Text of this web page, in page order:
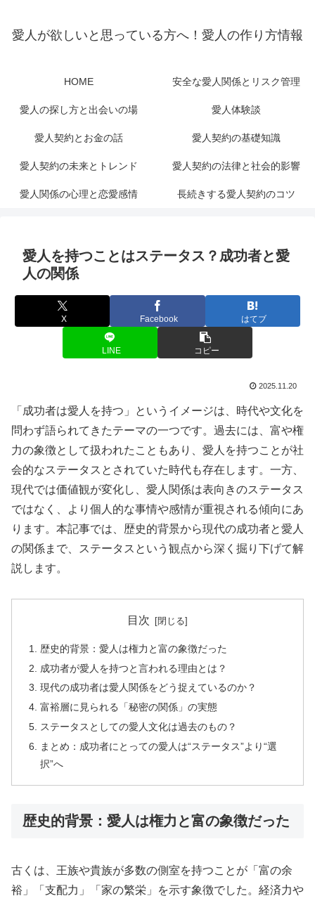
愛人が欲しいと思っている方へ！愛人の作り方情報
HOME 安全な愛人関係とリスク管理
愛人の探し方と出会いの場 愛人体験談
愛人契約とお金の話 愛人契約の基礎知識
愛人契約の未来とトレンド 愛人契約の法律と社会的影響
愛人関係の心理と恋愛感情 長続きする愛人契約のコツ
愛人を持つことはステータス？成功者と愛
人の関係
X Facebook はてブ
LINE コピー
2025.11.20
「成功者は愛人を持つ」というイメージは、時代や文化を
問わず語られてきたテーマの一つです。過去には、富や権
力の象徴として扱われたこともあり、愛人を持つことが社
会的なステータスとされていた時代も存在します。一方、
現代では価値観が変化し、愛人関係は表向きのステータス
ではなく、より個人的な事情や感情が重視される傾向にあ
ります。本記事では、歴史的背景から現代の成功者と愛人
の関係まで、ステータスという観点から深く掘り下げて解
説します。
目次
歴史的背景：愛人は権力と富の象徴だった
成功者が愛人を持つと言われる理由とは？
現代の成功者は愛人関係をどう捉えているのか？
富裕層に見られる「秘密の関係」の実態
ステータスとしての愛人文化は過去のもの？
まとめ：成功者にとっての愛人は“ステータス”より“選
択”へ
歴史的背景：愛人は権力と富の象徴だった
古くは、王族や貴族が多数の側室を持つことが「富の余
裕」「支配力」「家の繁栄」を示す象徴でした。経済力や